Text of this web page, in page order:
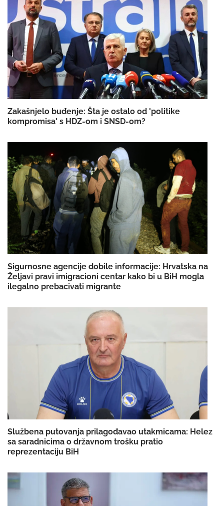
Zakašnjelo buđenje: Šta je ostalo od 'politike
kompromisa' s HDZ-om i SNSD-om?
Sigurnosne agencije dobile informacije: Hrvatska na
Željavi pravi imigracioni centar kako bi u BiH mogla
ilegalno prebacivati migrante
Službena putovanja prilagođavao utakmicama: Helez
sa saradnicima o državnom trošku pratio
reprezentaciju BiH